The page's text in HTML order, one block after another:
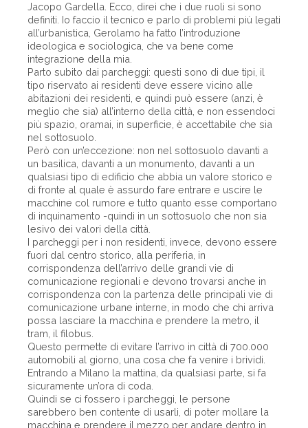
Jacopo Gardella. Ecco, direi che i due ruoli si sono
definiti. Io faccio il tecnico e parlo di problemi più legati
all’urbanistica, Gerolamo ha fatto l’introduzione
ideologica e sociologica, che va bene come
integrazione della mia.
Parto subito dai parcheggi: questi sono di due tipi, il
tipo riservato ai residenti deve essere vicino alle
abitazioni dei residenti, e quindi può essere (anzi, è
meglio che sia) all’interno della città, e non essendoci
più spazio, oramai, in superficie, è accettabile che sia
nel sottosuolo.
Però con un’eccezione: non nel sottosuolo davanti a
un basilica, davanti a un monumento, davanti a un
qualsiasi tipo di edificio che abbia un valore storico e
di fronte al quale è assurdo fare entrare e uscire le
macchine col rumore e tutto quanto esse comportano
di inquinamento -quindi in un sottosuolo che non sia
lesivo dei valori della città.
I parcheggi per i non residenti, invece, devono essere
fuori dal centro storico, alla periferia, in
corrispondenza dell’arrivo delle grandi vie di
comunicazione regionali e devono trovarsi anche in
corrispondenza con la partenza delle principali vie di
comunicazione urbane interne, in modo che chi arriva
possa lasciare la macchina e prendere la metro, il
tram, il filobus.
Questo permette di evitare l’arrivo in città di 700.000
automobili al giorno, una cosa che fa venire i brividi.
Entrando a Milano la mattina, da qualsiasi parte, si fa
sicuramente un’ora di coda.
Quindi se ci fossero i parcheggi, le persone
sarebbero ben contente di usarli, di poter mollare la
macchina e prendere il mezzo per andare dentro in